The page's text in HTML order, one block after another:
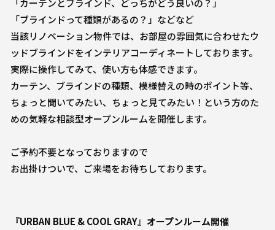
「カーテンとブラインド、どっちがどう良いの？」
「ブラインドって種類があるの？」などなど
当該リノベーション物件では、お部屋の雰囲気に合わせたウ
ッドブラインドをインテリアコーディネートしております。
実際に操作してみて、使い方も体感できます。
カーテン、ブラインドの種類、模様替えの時のポイント等、
ちょっと聞いてみたい、ちょっと見てみたい！という方のた
めの気軽な相談型オープンルームを開催します。
ご予約不要となっておりますので
お出掛けついで、ご来場をお待ちしております。
『URBAN BLUE & COOL GRAY』オープンルーム開催